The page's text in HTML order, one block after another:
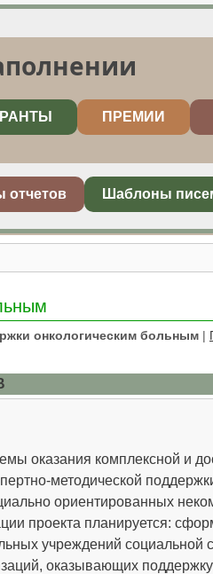
ПРЕМИИ
отчетов Шаблоны
онкологическим больным |
оказания комплексной и
методической
ориентированных
проекта планируется:
учреждений социальной
оказывающих